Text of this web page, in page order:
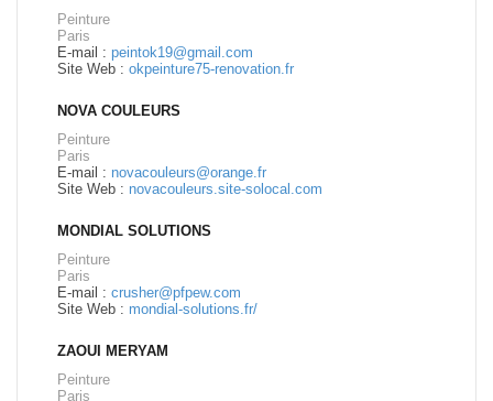
Peinture
Paris
E-mail : peintok19@gmail.com
Site Web : okpeinture75-renovation.fr
NOVA COULEURS
Peinture
Paris
E-mail : novacouleurs@orange.fr
Site Web : novacouleurs.site-solocal.com
MONDIAL SOLUTIONS
Peinture
Paris
E-mail : crusher@pfpew.com
Site Web : mondial-solutions.fr/
ZAOUI MERYAM
Peinture
Paris